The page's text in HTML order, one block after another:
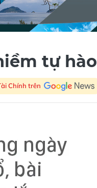
tự hào
Chính trên